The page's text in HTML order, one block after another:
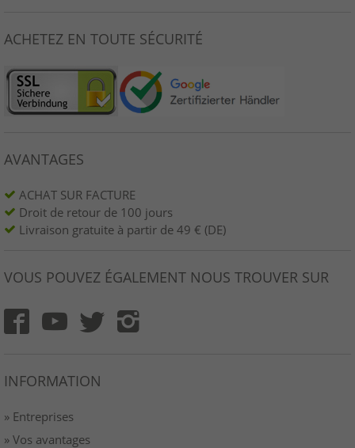
ACHETEZ EN TOUTE SÉCURITÉ
AVANTAGES
ACHAT SUR FACTURE
Droit de retour de 100 jours
Livraison gratuite à partir de 49 € (DE)
VOUS POUVEZ ÉGALEMENT NOUS TROUVER SUR
INFORMATION
» Entreprises
» Vos avantages